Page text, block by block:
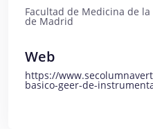
Facultad de Medicina de
de Madrid
Web
https://
basico-geer-de-